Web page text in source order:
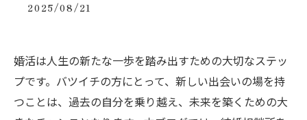
2025/08/21
婚活は人生の新たな一歩を踏み出すための大切なステッ
プです。バツイチの方にとって、新しい出会いの場を持
つことは、過去の自分を乗り越え、未来を築くための大